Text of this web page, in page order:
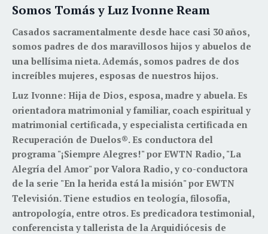
Somos Tomás y Luz Ivonne Ream
Casados sacramentalmente desde hace casi 30 años,
somos padres de dos maravillosos hijos y abuelos de
una bellísima nieta. Además, somos padres de dos
increíbles mujeres, esposas de nuestros hijos.
Luz Ivonne: Hija de Dios, esposa, madre y abuela. Es
orientadora matrimonial y familiar, coach espiritual y
matrimonial certificada, y especialista certificada en
Recuperación de Duelos®. Es conductora del
programa "¡Siempre Alegres!" por EWTN Radio, "La
Alegría del Amor" por Valora Radio, y co-conductora
de la serie "En la herida está la misión" por EWTN
Televisión. Tiene estudios en teología, filosofía,
antropología, entre otros. Es predicadora testimonial,
conferencista y tallerista de la Arquidiócesis de